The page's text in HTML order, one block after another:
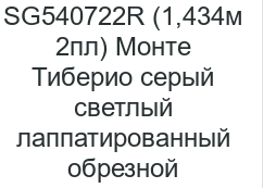
SG540722R (1,434м
2пл) Монте
Тиберио серый
светлый
лаппатированный
обрезной